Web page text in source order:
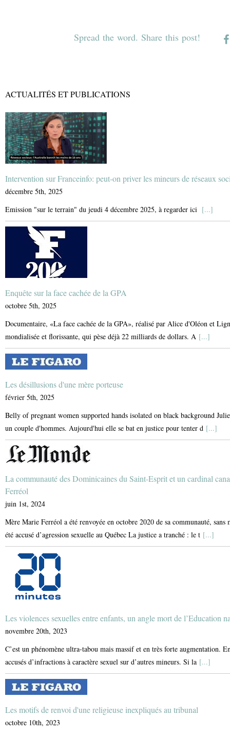
Spread the word. Share this post!
ACTUALITÉS ET PUBLICATIONS
Intervention sur Franceinfo: peut-on priver les mineurs de réseaux
décembre 5th, 2025
Emission "sur le terrain" du jeudi 4 décembre 2025, à regarder ici [...]
Enquête sur la face cachée de la GPA
octobre 5th, 2025
Documentaire, «La face cachée de la GPA», réalisé par Alice d'Oléon et
mondialisée et florissante, qui pèse déjà 22 milliards de dollars. A [...]
Les désillusions d'une mère porteuse
février 5th, 2025
Belly of pregnant women supported hands isolated on black background
un couple d'hommes. Aujourd'hui elle se bat en justice pour tenter d [...]
La communauté des Dominicaines du Saint-Esprit et un cardinal
Ferréol
juin 1st, 2024
Mère Marie Ferréol a été renvoyée en octobre 2020 de sa communauté,
été accusé d’agression sexuelle au Québec La justice a tranché : le t [...]
Les violences sexuelles entre enfants, un angle mort de l’Education
novembre 20th, 2023
C’est un phénomène ultra-tabou mais massif et en très forte augmentation.
accusés d’infractions à caractère sexuel sur d’autres mineurs. Si la [...]
Les motifs de renvoi d'une religieuse inexpliqués au tribunal
octobre 10th, 2023